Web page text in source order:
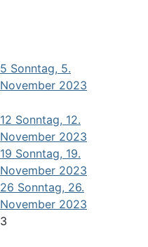
5 Sonntag, 5.
November 2023
12 Sonntag, 12.
November 2023
19 Sonntag, 19.
November 2023
26 Sonntag, 26.
November 2023
3